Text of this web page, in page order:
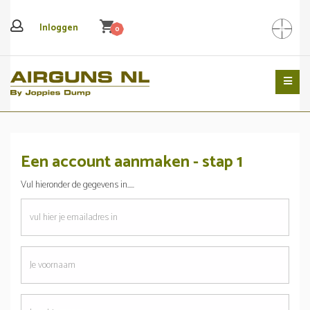
Inloggen shopping_cart0 Search
Een account aanmaken - stap 1
Vul hieronder de gegevens in.....
emailadres
Je
voornaam
Je